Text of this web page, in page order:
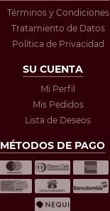
Términos y Condiciones
Tratamiento de Datos
Política de Privacidad
SU CUENTA
Mi Perfil
Mis Pedidos
Lista de Deseos
MÉTODOS DE PAGO